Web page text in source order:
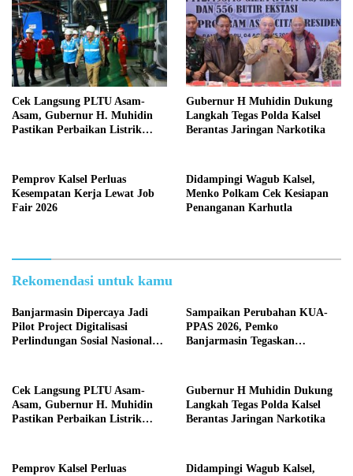
Cek Langsung PLTU Asam-
Asam, Gubernur H. Muhidin
Pastikan Perbaikan Listrik
Gubernur H Muhidin Dukung
Langkah Tegas Polda Kalsel
Berantas Jaringan Narkotika
Pemprov Kalsel Perluas
Kesempatan Kerja Lewat Job
Fair 2026
Didampingi Wagub Kalsel,
Menko Polkam Cek Kesiapan
Penanganan Karhutla
Rekomendasi untuk kamu
Banjarmasin Dipercaya Jadi
Pilot Project Digitalisasi
Perlindungan Sosial Nasional
Sampaikan Perubahan KUA-
PPAS 2026, Pemko
Banjarmasin Tegaskan
Cek Langsung PLTU Asam-
Asam, Gubernur H. Muhidin
Pastikan Perbaikan Listrik
Gubernur H Muhidin Dukung
Langkah Tegas Polda Kalsel
Berantas Jaringan Narkotika
Pemprov Kalsel Perluas
Didampingi Wagub Kalsel,